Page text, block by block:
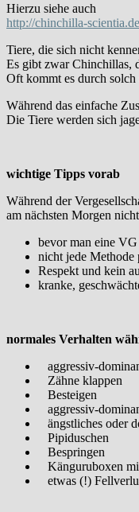
Hierzu siehe auch
http://chinchilla-
Tiere, die sich nicht
Es gibt zwar Chinchillas,
Oft kommt es durch solch
Während das einfache
Die Tiere werden sich
wichtige Tipps vorab
Während der
am nächsten Morgen
bevor man eine VG
nicht jede Methode
Respekt und kein
kranke,
normales Verhalten
aggressiv-
Zähne klappen
Besteigen
aggressiv-
ängstliches oder
Pipiduschen
Bespringen
Känguruboxen
etwas (!)